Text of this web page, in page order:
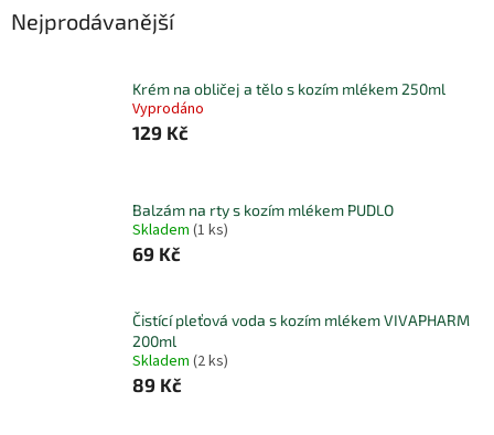
Nejprodávanější
Krém na obličej a tělo s kozím mlékem 250ml
Vyprodáno
129 Kč
Balzám na rty s kozím mlékem PUDLO
Skladem (1 ks)
69 Kč
Čistící pleťová voda s kozím mlékem VIVAPHARM
200ml
Skladem (2 ks)
89 Kč